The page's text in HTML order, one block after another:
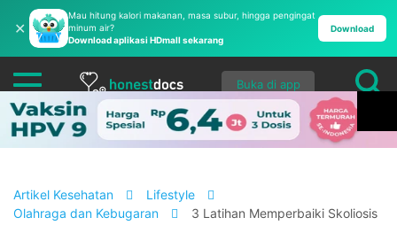
✕
Mau hitung kalori makanan, masa subur, hingga pengingat
minum air?
Download aplikasi HDmall sekarang
Download
Buka di app
Artikel Kesehatan
Lifestyle
Olahraga dan Kebugaran
3 Latihan Memperbaiki Skoliosis